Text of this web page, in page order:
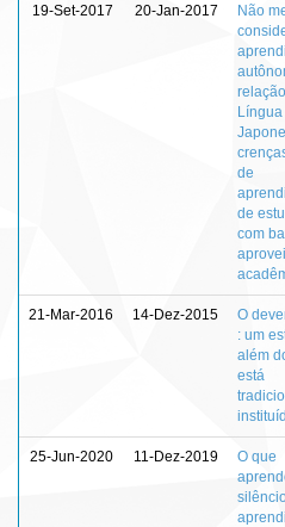
19-Set-2017 20-Jan-2017
Não
Língua
de
de
com
21-Mar-2016 14-Dez-2015
O
: um
além
está
25-Jun-2020 11-Dez-2019
O que